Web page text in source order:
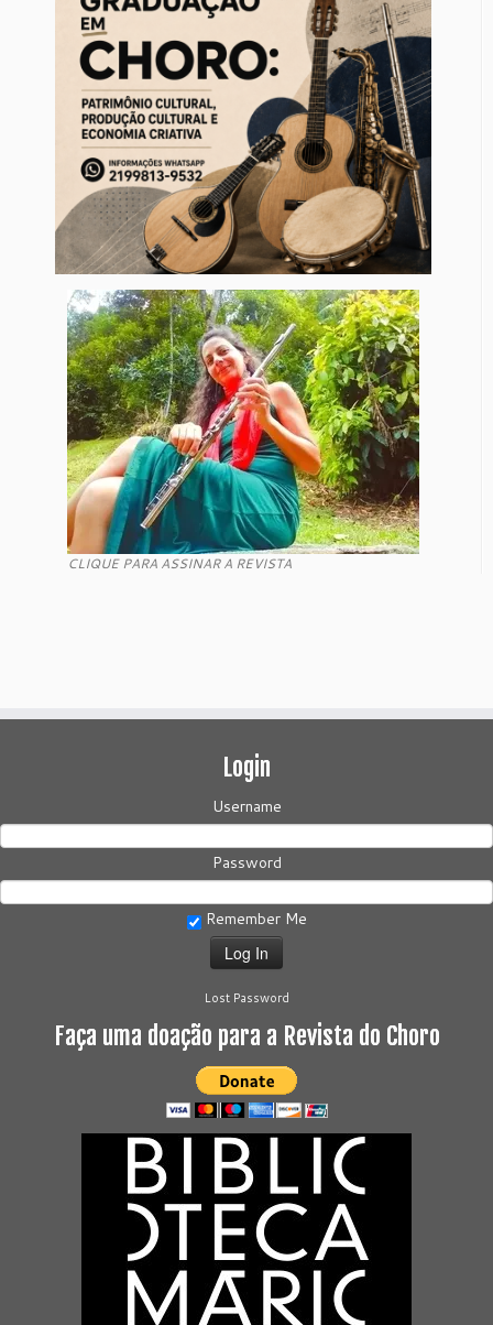
CLIQUE PARA ASSINAR A REVISTA
Login
Username
Password
Remember Me
Lost Password
Faça uma doação para a Revista do Choro